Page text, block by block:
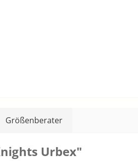
Größenberater
Urbex"